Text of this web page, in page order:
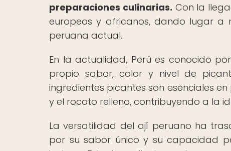
preparaciones culinarias. Con la
europeos y africanos, dando lugar a
peruana actual.
En la actualidad, Perú es conocido
propio sabor, color y nivel de
ingredientes picantes son esenciales
y el rocoto relleno, contribuyendo a la
La versatilidad del ají peruano ha
por su sabor único y su capacidad